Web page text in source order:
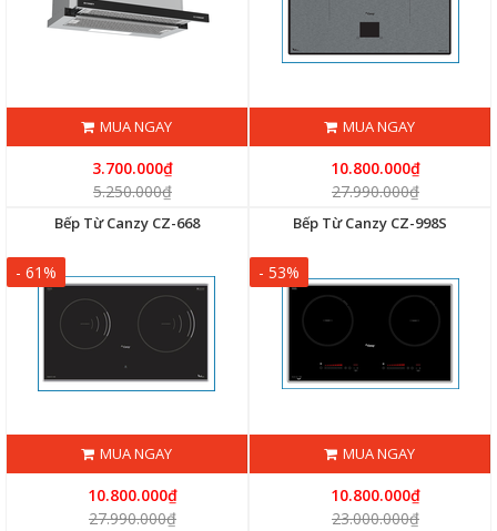
MUA NGAY
3.700.000₫
5.250.000₫
MUA NGAY
10.800.000₫
27.990.000₫
Bếp Từ Canzy CZ-668
- 61%
MUA NGAY
10.800.000₫
27.990.000₫
Bếp Từ Canzy CZ-998S
- 53%
MUA NGAY
10.800.000₫
23.000.000₫